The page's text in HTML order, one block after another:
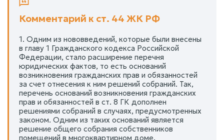
Комментарий к ст. 44 ЖК РФ
1. Одним из нововведений, которые были внесены
в главу 1 Гражданского кодекса Российской
Федерации, стало расширение перечня
юридических фактов, то есть оснований
возникновения гражданских прав и обязанностей
за счет отнесения к ним решений собраний. Так,
перечень оснований возникновения гражданских
прав и обязанностей в ст. 8 ГК дополнен
решениями собраний в случаях, предусмотренных
законом. Одним из таких оснований является
решение общего собрания собственников
помещений в многоквартирном доме.